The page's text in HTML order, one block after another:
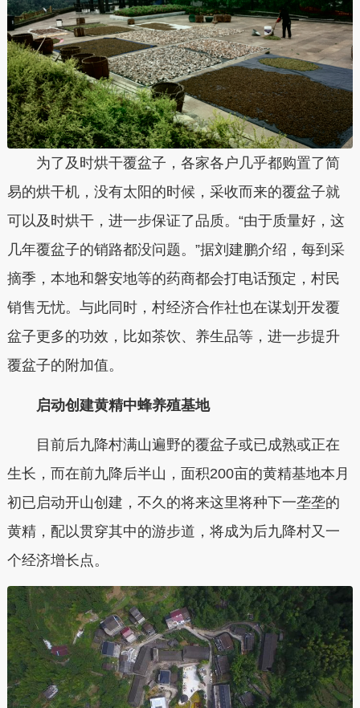
为了及时烘干覆盆子，各家各户几乎都购置了简
易的烘干机，没有太阳的时候，采收而来的覆盆子就
可以及时烘干，进一步保证了品质。“由于质量好，这
几年覆盆子的销路都没问题。”据刘建鹏介绍，每到采
摘季，本地和磐安地等的药商都会打电话预定，村民
销售无忧。与此同时，村经济合作社也在谋划开发覆
盆子更多的功效，比如茶饮、养生品等，进一步提升
覆盆子的附加值。
启动创建黄精中蜂养殖基地
目前后九降村满山遍野的覆盆子或已成熟或正在
生长，而在前九降后半山，面积200亩的黄精基地本月
初已启动开山创建，不久的将来这里将种下一垄垄的
黄精，配以贯穿其中的游步道，将成为后九降村又一
个经济增长点。